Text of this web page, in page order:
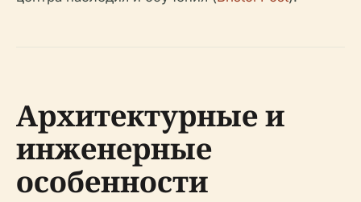
Архитектурные и
инженерные
особенности